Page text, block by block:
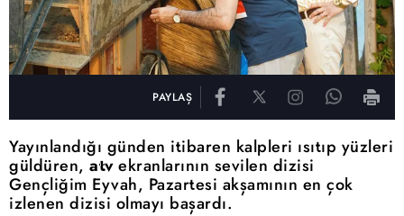
PAYLAŞ
Yayınlandığı günden itibaren kalpleri ısıtıp yüzleri
güldüren, atvekranlarının sevilen dizisi
Gençliğim Eyvah, Pazartesi akşamının en çok
izlenen dizisi olmayı başardı.